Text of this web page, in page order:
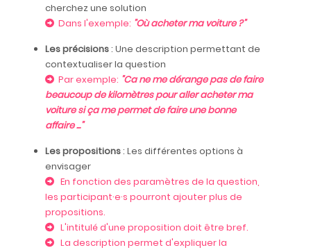
cherchez une solution
Dans l'exemple: "Où acheter ma voiture ?"
Les précisions: Une description permettant de
contextualiser la question
Par exemple: "Ca ne me dérange pas de faire
beaucoup de kilomètres pour aller acheter ma
voiture si ça me permet de faire une bonne
affaire ..."
Les propositions: Les différentes options à
envisager
En fonction des paramètres de la question,
les participant·e·s pourront ajouter plus de
propositions.
L'intitulé d'une proposition doit être bref.
La description permet d'expliquer la